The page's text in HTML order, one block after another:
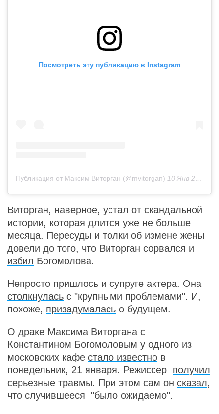
Посмотреть эту публикацию в Instagram
Публикация от Максим Виторган (@mvitorgan) 10 Янв 2019 в 4:13 PST
Виторган, наверное, устал от скандальной
истории, которая длится уже не больше
месяца. Пересуды и толки об измене жены
довели до того, что Виторган сорвался и
избил Богомолова.
Непросто пришлось и супруге актера. Она
столкнулась с "крупными проблемами". И,
похоже, призадумалась о будущем.
О драке Максима Виторгана с
Константином Богомоловым у одного из
московских кафе стало известно в
понедельник, 21 января. Режиссер получил
серьезные травмы. При этом сам он сказал,
что случившееся "было ожидаемо".